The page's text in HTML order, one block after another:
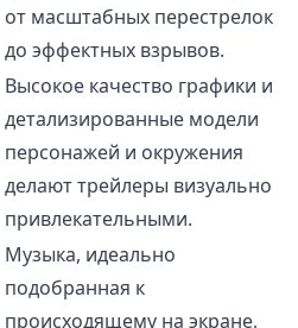
от масштабных перестрелок
до эффектных взрывов.
Высокое качество графики и
детализированные модели
персонажей и окружения
делают трейлеры визуально
привлекательными.
Музыка, идеально
подобранная к
происходящему на экране,